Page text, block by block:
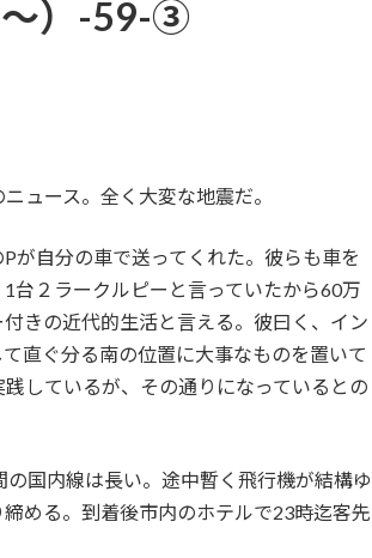
～）-59-③
ュース。全く大変な地震だ。
が自分の車で送ってくれた。彼らも車を
台２ラークルピーと言っていたから60万
きの近代的生活と言える。彼曰く、イン
直ぐ分る南の位置に大事なものを置いて
しているが、その通りになっているとの
国内線は長い。途中暫く飛行機が結構ゆ
める。到着後市内のホテルで23時迄客先